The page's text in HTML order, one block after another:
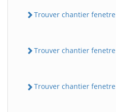
Trouver chantier fenetre
Trouver chantier fenetre
Trouver chantier fenetre